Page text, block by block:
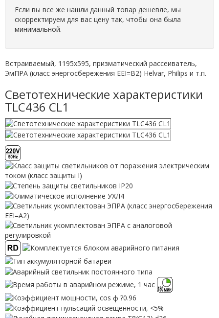
Если вы все же нашли данный товар дешевле, мы
скорректируем для вас цену так, чтобы она была
минимальной.
Встраиваемый, 1195х595, призматический рассеиватель,
ЭмПРА (класс энергосбережения EEI=B2) Helvar, Philips и т.п.
Светотехнические характеристики
TLC436 CL1